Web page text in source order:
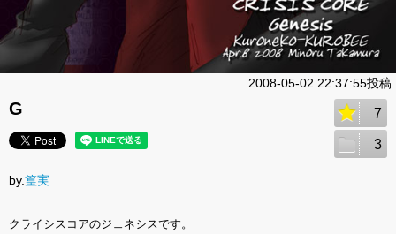
2008-05-02 22:37:55投稿
G 7
3
by.篁実
クライシスコアのジェネシスです。